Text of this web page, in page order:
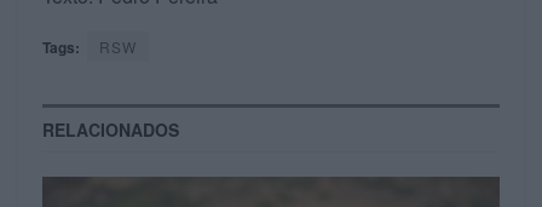
Tags: RSW
RELACIONADOS